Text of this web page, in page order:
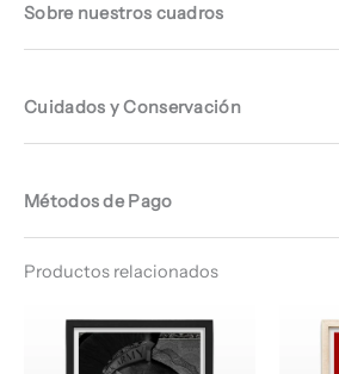
Sobre nuestros cuadros
Cuidados y Conservación
Métodos de Pago
Productos relacionados
de